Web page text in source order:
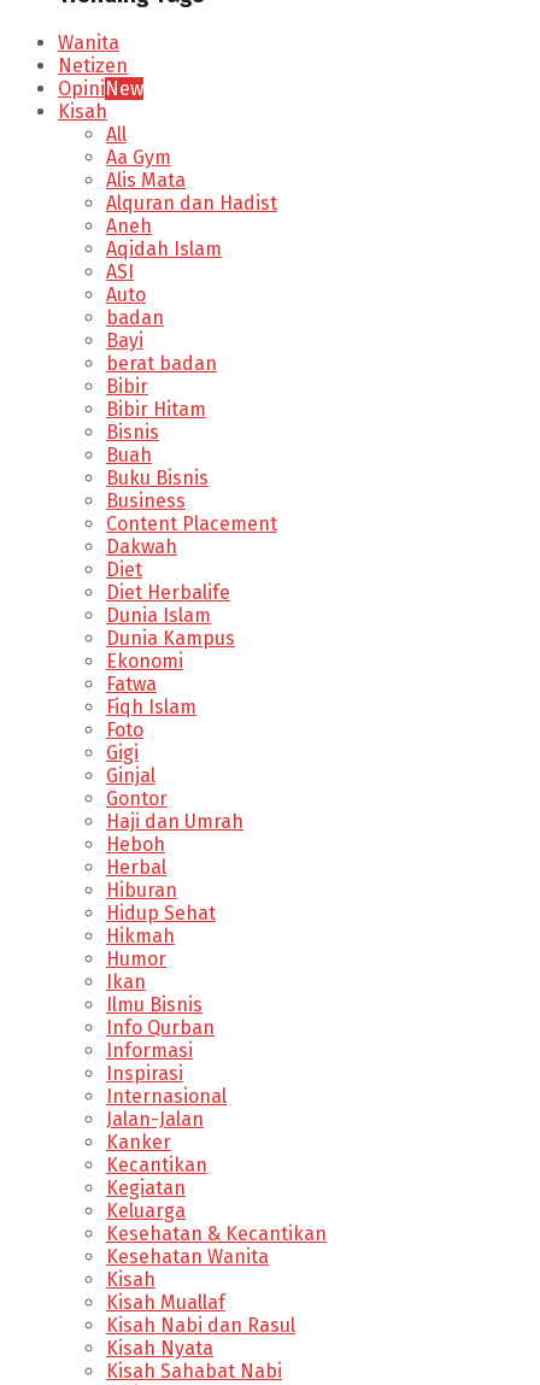
Wanita
Netizen
OpiniNew
Kisah
All
Aa Gym
Alis Mata
Alquran dan Hadist
Aneh
Aqidah Islam
ASI
Auto
badan
Bayi
berat badan
Bibir
Bibir Hitam
Bisnis
Buah
Buku Bisnis
Business
Content Placement
Dakwah
Diet
Diet Herbalife
Dunia Islam
Dunia Kampus
Ekonomi
Fatwa
Fiqh Islam
Foto
Gigi
Ginjal
Gontor
Haji dan Umrah
Heboh
Herbal
Hiburan
Hidup Sehat
Hikmah
Humor
Ikan
Ilmu Bisnis
Info Qurban
Informasi
Inspirasi
Internasional
Jalan-Jalan
Kanker
Kecantikan
Kegiatan
Keluarga
Kesehatan & Kecantikan
Kesehatan Wanita
Kisah
Kisah Muallaf
Kisah Nabi dan Rasul
Kisah Nyata
Kisah Sahabat Nabi